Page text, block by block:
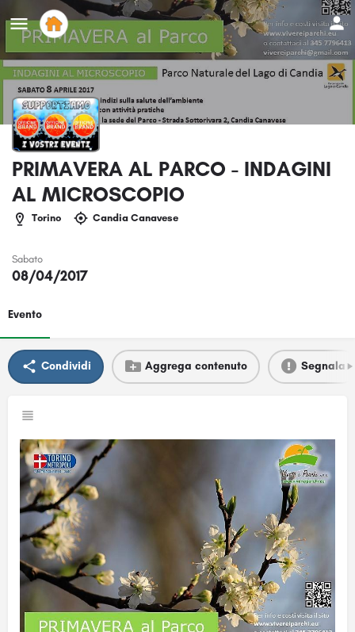
PRIMAVERA AL PARCO - INDAGINI
AL MICROSCOPIO
Torino Candia Canavese
Sabato
08/04/2017
Evento
Condividi Aggrega contenuto Segnala